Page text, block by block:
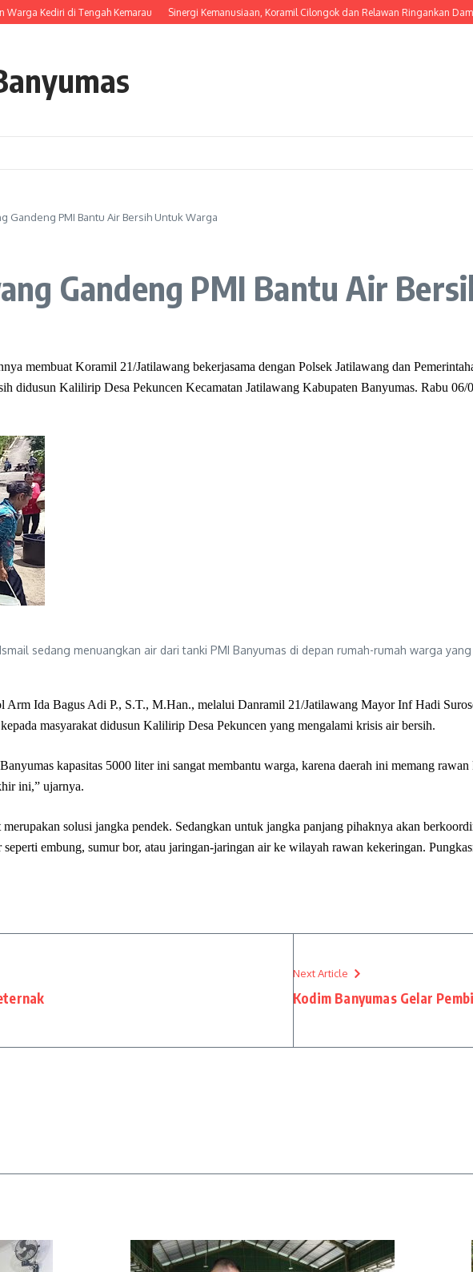
Kediri di Tengah Kemarau Sinergi Kemanusiaan, Koramil Cilongok dan Relawan Ringankan Dampak
Gandeng PMI Bantu Air Bersih Untuk Warga
Gandeng PMI Bantu Air
membuat Koramil 21/Jatilawang bekerjasama dengan Polsek Jatilawang dan
didusun Kalilirip Desa Pekuncen Kecamatan Jatilawang Kabupaten Banyumas. Rabu 06/
sedang menuangkan air dari tanki PMI Banyumas di depan rumah-rumah warga
Ida Bagus Adi P., S.T., M.Han., melalui Danramil 21/Jatilawang Mayor Inf Hadi
masyarakat didusun Kalilirip Desa Pekuncen yang mengalami krisis air bersih.
kapasitas 5000 liter ini sangat membantu warga, karena daerah ini memang
ini,” ujarnya.
solusi jangka pendek. Sedangkan untuk jangka panjang pihaknya akan
embung, sumur bor, atau jaringan-jaringan air ke wilayah rawan kekeringan.
Next Article
Kodim Banyumas Gelar